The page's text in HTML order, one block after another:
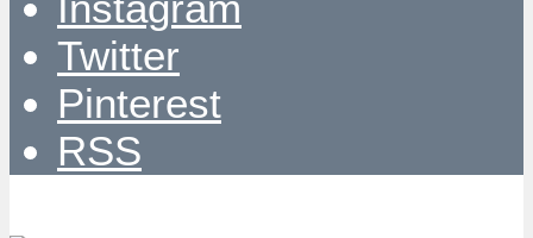
Twitter
Pinterest
RSS